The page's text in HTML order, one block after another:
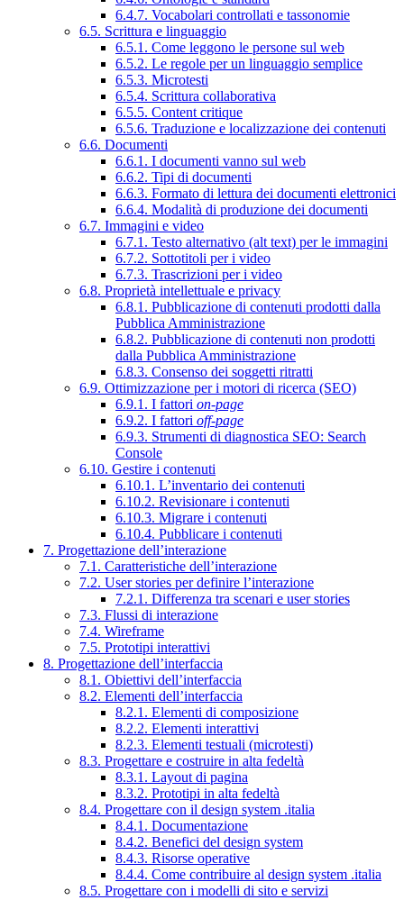
6.4.7. Vocabolari controllati e tassonomie
6.5. Scrittura e linguaggio
6.5.1. Come leggono le persone sul web
6.5.2. Le regole per un linguaggio semplice
6.5.3. Microtesti
6.5.4. Scrittura collaborativa
6.5.5. Content critique
6.5.6. Traduzione e localizzazione dei contenuti
6.6. Documenti
6.6.1. I documenti vanno sul web
6.6.2. Tipi di documenti
6.6.3. Formato di lettura dei documenti elettronici
6.6.4. Modalità di produzione dei documenti
6.7. Immagini e video
6.7.1. Testo alternativo (alt text) per le immagini
6.7.2. Sottotitoli per i video
6.7.3. Trascrizioni per i video
6.8. Proprietà intellettuale e privacy
6.8.1. Pubblicazione di contenuti prodotti dalla
Pubblica Amministrazione
6.8.2. Pubblicazione di contenuti non prodotti
dalla Pubblica Amministrazione
6.8.3. Consenso dei soggetti ritratti
6.9. Ottimizzazione per i motori di ricerca (SEO)
6.9.1. I fattori on-page
6.9.2. I fattori off-page
6.9.3. Strumenti di diagnostica SEO: Search
Console
6.10. Gestire i contenuti
6.10.1. L’inventario dei contenuti
6.10.2. Revisionare i contenuti
6.10.3. Migrare i contenuti
6.10.4. Pubblicare i contenuti
7. Progettazione dell’interazione
7.1. Caratteristiche dell’interazione
7.2. User stories per definire l’interazione
7.2.1. Differenza tra scenari e user stories
7.3. Flussi di interazione
7.4. Wireframe
7.5. Prototipi interattivi
8. Progettazione dell’interfaccia
8.1. Obiettivi dell’interfaccia
8.2. Elementi dell’interfaccia
8.2.1. Elementi di composizione
8.2.2. Elementi interattivi
8.2.3. Elementi testuali (microtesti)
8.3. Progettare e costruire in alta fedeltà
8.3.1. Layout di pagina
8.3.2. Prototipi in alta fedeltà
8.4. Progettare con il design system .italia
8.4.1. Documentazione
8.4.2. Benefici del design system
8.4.3. Risorse operative
8.4.4. Come contribuire al design system .italia
8.5. Progettare con i modelli di sito e servizi